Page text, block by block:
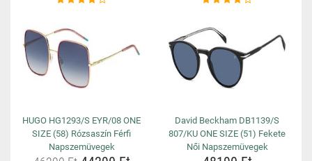
HUGO HG1293/S EYR/08 ONE
SIZE (58) Rózsaszín Férfi
Napszemüvegek
David Beckham DB1139/S
807/KU ONE SIZE (51) Fekete
Női Napszemüvegek